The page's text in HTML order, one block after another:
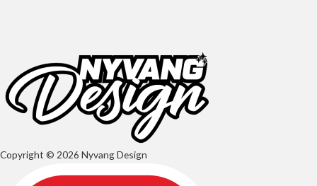
Copyright © 2026 Nyvang Design